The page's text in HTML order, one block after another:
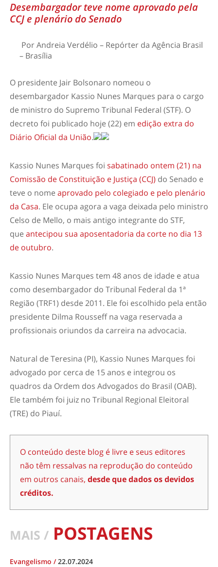
Desembargador teve nome aprovado pela
CCJ e plenário do Senado
Por Andreia Verdélio – Repórter da Agência Brasil
– Brasília
O presidente Jair Bolsonaro nomeou o
desembargador Kassio Nunes Marques para o cargo
de ministro do Supremo Tribunal Federal (STF). O
decreto foi publicado hoje (22) em edição extra do
Diário Oficial da União.
Kassio Nunes Marques foi sabatinado ontem (21) na
Comissão de Constituição e Justiça (CCJ) do Senado e
teve o nome aprovado pelo colegiado e pelo plenário
da Casa. Ele ocupa agora a vaga deixada pelo ministro
Celso de Mello, o mais antigo integrante do STF,
que antecipou sua aposentadoria da corte no dia 13
de outubro.
Kassio Nunes Marques tem 48 anos de idade e atua
como desembargador do Tribunal Federal da 1ª
Região (TRF1) desde 2011. Ele foi escolhido pela então
presidente Dilma Rousseff na vaga reservada a
profissionais oriundos da carreira na advocacia.
Natural de Teresina (PI), Kassio Nunes Marques foi
advogado por cerca de 15 anos e integrou os
quadros da Ordem dos Advogados do Brasil (OAB).
Ele também foi juiz no Tribunal Regional Eleitoral
(TRE) do Piauí.
O conteúdo deste blog é livre e seus editores
não têm ressalvas na reprodução do conteúdo
em outros canais, desde que dados os devidos
créditos.
MAIS / POSTAGENS
Evangelismo /22.07.2024